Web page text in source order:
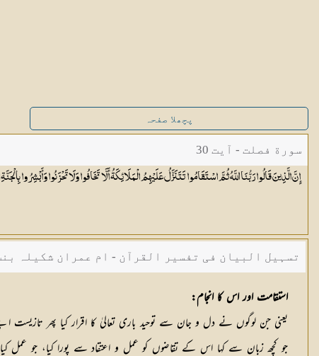
پچھلا صفحہ
سورة فصلت - آیت 30
إِنَّ الَّذِينَ قَالُوا رَبُّنَا اللَّهُ ثُمَّ اسْتَقَامُوا تَتَنَزَّلُ عَلَيْهِمُ الْمَلَائِكَةُ أَلَّا تَخَافُوا وَلَا تَحْزَنُوا وَأَبْشِرُوا
تسہیل البیان فی تفسیر القرآن - ام عمران شکیلہ
استقامت اور اس کا انجام:
یعنی جن لوگوں نے دل و جان سے توحید باری تعالیٰ کا اقرار کیا پھر
جو کچھ زبان سے کہا اس کے تقاضوں کو عمل و اعتقاد سے پورا کیا، جو عمل